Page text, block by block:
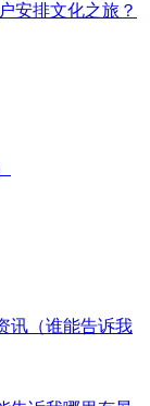
安排文化之旅？
讯（谁能告诉我